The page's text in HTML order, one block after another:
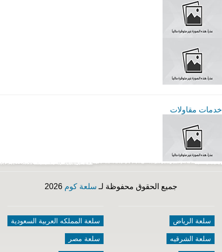
خدمات مقاولات
جميع الحقوق محفوظة لـ سلعة كوم
سلعة الرياض
سلعة الشرقيه
سلعة المملكه العربية السعودية
سلعة مصر